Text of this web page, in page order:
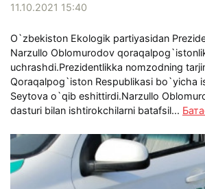
11.10.2021 15:40
O`zbekiston Ekologik partiyasidan
Narzullo Oblomurodov
uchrashdi.Prezidentlikka nomzodning
Qoraqalpog`iston Respublikasi bo`yicha
Seytova o`qib eshittirdi.Narzullo
dasturi bilan ishtirokchilarni batafsil...